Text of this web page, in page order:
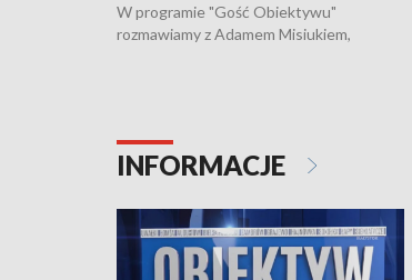
W programie "Gość Obiektywu"
rozmawiamy z Adamem Misiukiem,
INFORMACJE